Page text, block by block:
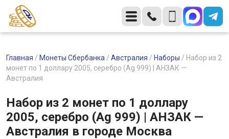
Главная / Монеты Сбербанка / Австралия / Наборы / Набор из 2
монет по 1 доллару 2005, серебро (Ag 999) | АНЗАК —
Австралия
Набор из 2 монет по 1 доллару
2005, серебро (Ag 999) | АНЗАК —
Австралия в городе Москва